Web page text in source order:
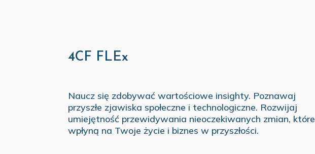
4CF FLEx
Naucz się zdobywać wartościowe insighty. Poznawaj
przyszłe zjawiska społeczne i technologiczne. Rozwijaj
umiejętność przewidywania nieoczekiwanych zmian, które
wpłyną na Twoje życie i biznes w przyszłości.